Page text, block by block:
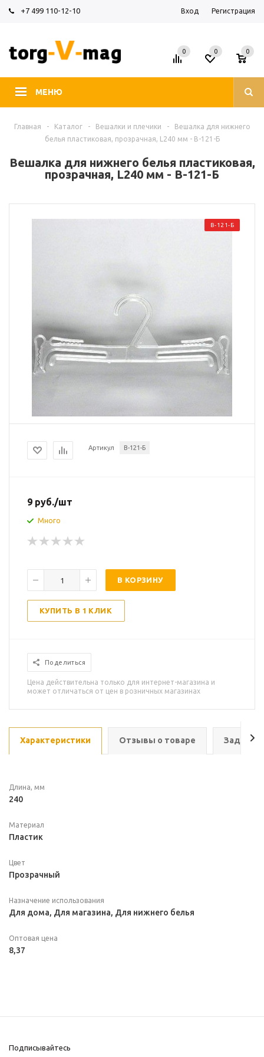
+7 499 110-12-10 Вход Регистрация
МЕНЮ
0 0
0
Главная - Каталог - Вешалки и плечики -
Вешалка для нижнего
белья пластиковая, прозрачная, L240 мм - В-121-Б
Вешалка для нижнего белья пластиковая,
прозрачная, L240 мм - В-121-Б
В-121-Б
Артикул В-121-Б
9 руб./шт
Много
В КОРЗИНУ
КУПИТЬ В 1 КЛИК
Поделиться
Цена действительна только для интернет-магазина и
может отличаться от цен в розничных магазинах
Характеристики Отзывы о товаре Задать
Длина, мм
240
Материал
Пластик
Цвет
Прозрачный
Назначение использования
Для дома, Для магазина, Для нижнего белья
Оптовая цена
8,37
Подписывайтесь